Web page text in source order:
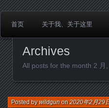
首页 关于我、关于这里
Archives
All posts for the month 2 月
Posted bywildgunon2020年2月29